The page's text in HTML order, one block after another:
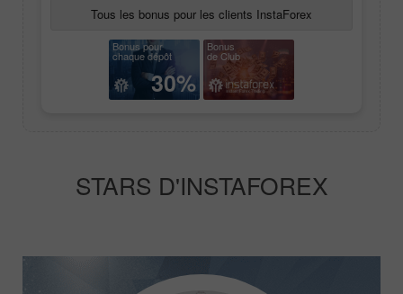
Tous les bonus pour les clients InstaForex
Bonus pour
chaque dépôt
30%
Bonus
de Club
STARS D'INSTAFOREX